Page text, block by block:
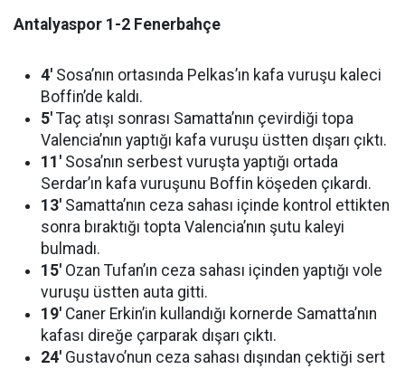
Antalyaspor 1-2 Fenerbahçe
4′ Sosa’nın ortasında Pelkas’ın kafa vuruşu kaleci
Boffin’de kaldı.
5′ Taç atışı sonrası Samatta’nın çevirdiği topa
Valencia’nın yaptığı kafa vuruşu üstten dışarı çıktı.
11′ Sosa’nın serbest vuruşta yaptığı ortada
Serdar’ın kafa vuruşunu Boffin köşeden çıkardı.
13′ Samatta’nın ceza sahası içinde kontrol ettikten
sonra bıraktığı topta Valencia’nın şutu kaleyi
bulmadı.
15′ Ozan Tufan’ın ceza sahası içinden yaptığı vole
vuruşu üstten auta gitti.
19′ Caner Erkin’in kullandığı kornerde Samatta’nın
kafası direğe çarparak dışarı çıktı.
24′ Gustavo’nun ceza sahası dışından çektiği sert